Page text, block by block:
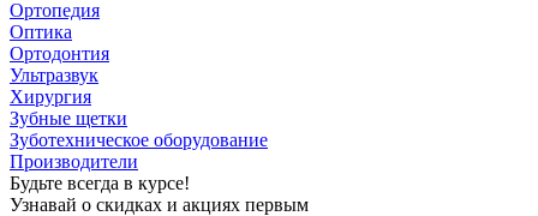
Ортопедия
Оптика
Ортодонтия
Ультразвук
Хирургия
Зубные щетки
Зуботехническое оборудование
Производители
Будьте всегда в курсе!
Узнавай о скидках и акциях первым